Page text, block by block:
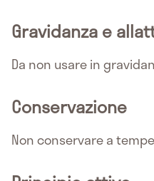
Gravidanza e
Da non usare in
Conservazione
Non conservare a